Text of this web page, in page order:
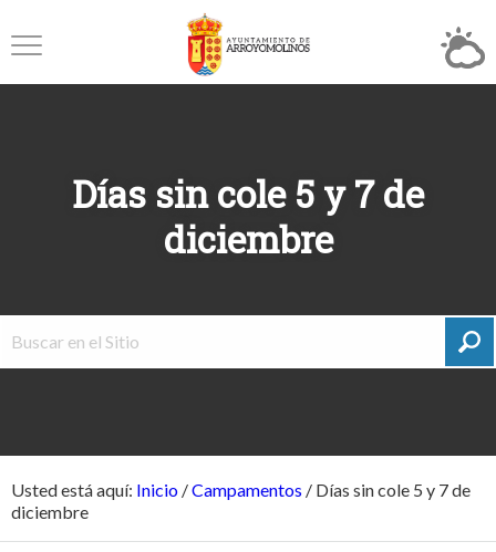
Días sin cole 5 y 7 de
diciembre
Usted está aquí: Inicio /Campamentos / Días sin cole 5 y 7 de
diciembre